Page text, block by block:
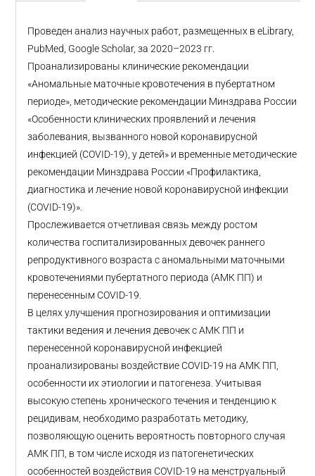
Проведен анализ научных работ, размещенных в eLibrary,
PubMed, Google Scholar, за 2020–2023 гг.
Проанализированы клинические рекомендации
«Аномальные маточные кровотечения в пубертатном
периоде», методические рекомендации Минздрава России
«Особенности клинических проявлений и лечения
заболевания, вызванного новой коронавирусной
инфекцией (COVID-19), у детей» и временные методические
рекомендации Минздрава России «Профилактика,
диагностика и лечение новой коронавирусной инфекции
(COVID-19)».
Прослеживается отчетливая связь между ростом
количества госпитализированных девочек раннего
репродуктивного возраста с аномальными маточными
кровотечениями пубертатного периода (АМК ПП) и
перенесенным COVID-19.
В целях улучшения прогнозирования и оптимизации
тактики ведения и лечения девочек с АМК ПП и
перенесенной коронавирусной инфекцией
проанализированы воздействие COVID-19 на АМК ПП,
особенности их этиологии и патогенеза. Учитывая
высокую степень хронического течения и тенденцию к
рецидивам, необходимо разработать методику,
позволяющую оценить вероятность повторного случая
АМК ПП, в том числе исходя из патогенетических
особенностей воздействия COVID-19 на менструальный